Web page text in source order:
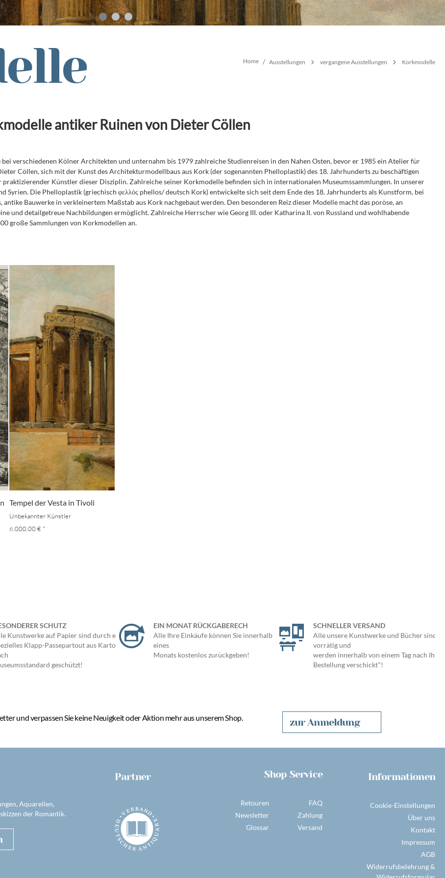
Home / Ausstellungen vergangene Ausstellungen Korkmodelle
antiker Ruinen von Dieter Cöllen
verschiedenen Kölner Architekten und unternahm bis 1979 zahlreiche Studienreisen in den Nahen Osten, bevor er 1985 ein Atelier für
Cöllen, sich mit der Kunst des Architekturmodellbaus aus Kork (der sogenannten Phelloplastik) des 18. Jahrhunderts zu beschäftigen
praktizierender Künstler dieser Disziplin. Zahlreiche seiner Korkmodelle befinden sich in internationalen Museumssammlungen. In unserer
Die Phelloplastik (griechisch φελλόϛ phellos/ deutsch Kork) entwickelte sich seit dem Ende des 18. Jahrhunderts als Kunstform, bei
Bauwerke in verkleinertem Maßstab aus Kork nachgebaut werden. Den besonderen Reiz dieser Modelle macht das poröse, an
und detailgetreue Nachbildungen ermöglicht. Zahlreiche Herrscher wie Georg III. oder Katharina II. von Russland und wohlhabende
große Sammlungen von Korkmodellen an.
Tempel der Vesta in Tivoli
Unbekannter Künstler
6.000,00 € *
SCHUTZ
Kunstwerke auf Papier sind durch ein
Klapp-Passepartout aus Karton
geschützt!
EIN MONAT RÜCKGABERECH
Alle Ihre Einkäufe können Sie innerhalb
eines
Monats kostenlos zurückgeben!
SCHNELLER VERSAND
Alle unsere Kunstwerke und Bücher sind
vorrätig und
werden innerhalb von einem Tag nach Ihrer
Bestellung verschickt"!
und verpassen Sie keine Neuigkeit oder Aktion mehr aus unserem Shop. zur Anmeldung
Aquarellen,
der Romantik.
Partner Shop Service
Retouren
Newsletter
Glossar
FAQ
Zahlung
Versand
Informationen
Cookie-Einstellungen
Über uns
Kontakt
Impressum
AGB
Widerrufsbelehrung &